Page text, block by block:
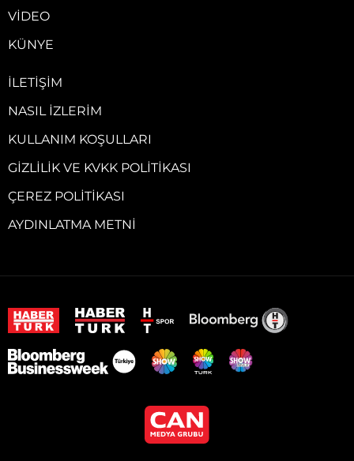
VIDEO
KÜNYE
İLETIŞIM
NASIL İZLERIM
KULLANIM KOŞULLARI
GIZLILIK VE KVKK POLITIKASI
ÇEREZ POLITIKASI
AYDINLATMA METNI